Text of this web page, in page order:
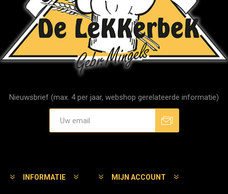
Nieuwsbrief (max. 4 per jaar, webshop gerelateerde informatie)
INFORMATIE MIJN ACCOUNT